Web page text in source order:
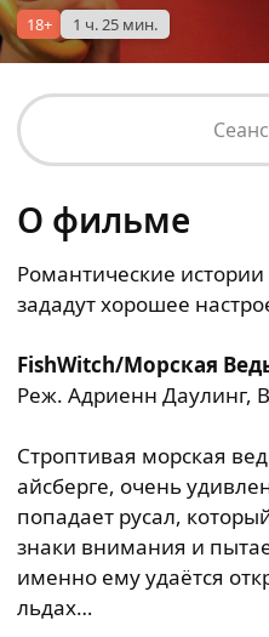
18+ 1 ч. 25 мин.
О фильме
Романтические
зададут хорошее
FishWitch/Морская
Реж. Адриенн Даулинг,
Строптивая морская
айсберге, очень
попадает русал,
знаки внимания и
именно ему удаётся
льдах…